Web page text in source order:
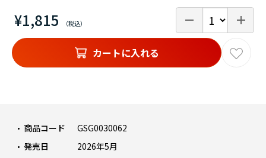
¥1,815
商品コード
GSG0030062
発売日
2026年5月
カートに入れる